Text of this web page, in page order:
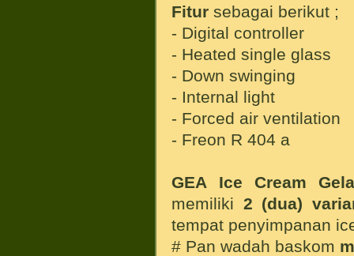
Fitur sebagai berikut ;
- Digital controller
- Heated single glass
- Down swinging
- Internal light
- Forced air ventilation
- Freon R 404 a
GEA Ice Cream
memiliki 2 (dua)
tempat penyimpanan
# Pan wadah baskom